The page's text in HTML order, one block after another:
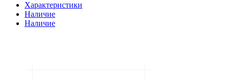
Характеристики
Наличие
Наличие